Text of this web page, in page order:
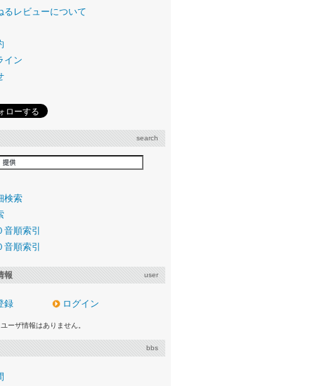
るレビューについて
イン
search
検索
順索引
順索引
報 user
録 ログイン
ーザ情報はありません。
bbs